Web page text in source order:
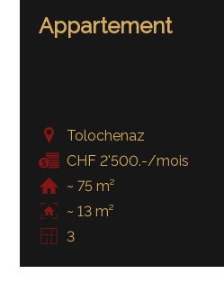
Appartement
Tolochenaz
CHF 2'500.-/mois
~ 75 m²
~ 13 m²
3